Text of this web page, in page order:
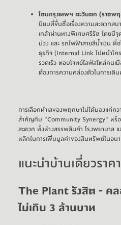
โซนกรุงเทพฯ ตะวันตก (ราช
นิยมที่ขึ้นชื่อเรื่องความสะดวกสบ
เกล้าผ่านทางพิเศษศรีรัช โดยมี
ม่วง และ รถไฟฟ้าสายสีน้ำเงิน ที่
ธุรกิจ (Internal Link ไปหน้าโค
รวดเร็ว ตอบโจทย์ไลฟ์สไตล์คนเ
ต้องการความคล่องตัวในการเดิน
การเลือกทำเลของพฤกษาไม่ได้มองแค่ค
สำคัญกับ "Community Synergy" หรื
สะดวก ทั้งห้างสรรพสินค้า โรงพยาบาล
หลักในการเพิ่มมูลค่าของสินทรัพย์ในอน
แนะนำบ้านเดี่ยวรา
The Plant รังสิต - คล
ไม่เกิน 3 ล้านบาท